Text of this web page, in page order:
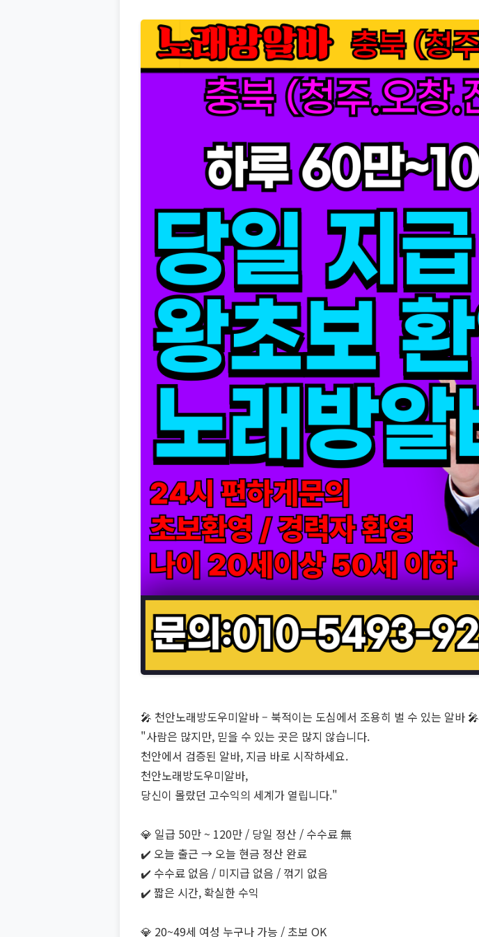
🎤 천안노래방도우미알바 – 북적이는 도심에서 조용히 벌 수 있는 알바 🎤
"사람은 많지만, 믿을 수 있는 곳은 많지 않습니다.
천안에서 검증된 알바, 지금 바로 시작하세요.
천안노래방도우미알바,
당신이 몰랐던 고수익의 세계가 열립니다."
💎 일급 50만 ~ 120만 / 당일 정산 / 수수료 無
✔️ 오늘 출근 → 오늘 현금 정산 완료
✔️ 수수료 없음 / 미지급 없음 / 꺾기 없음
✔️ 짧은 시간, 확실한 수익
💎 20~49세 여성 누구나 가능 / 초보 OK